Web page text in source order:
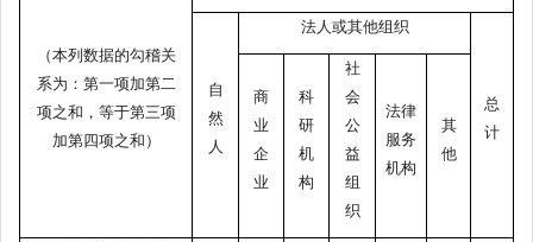
（本列数据的勾稽关
系为：第一项加第二
项之和，等于第三项
加第四项之和）
自
然
人
法人或其他组织
总
计
商
业
企
业
科
研
机
构
社
会
公
益
组
织
法律
服务
机构
其
他